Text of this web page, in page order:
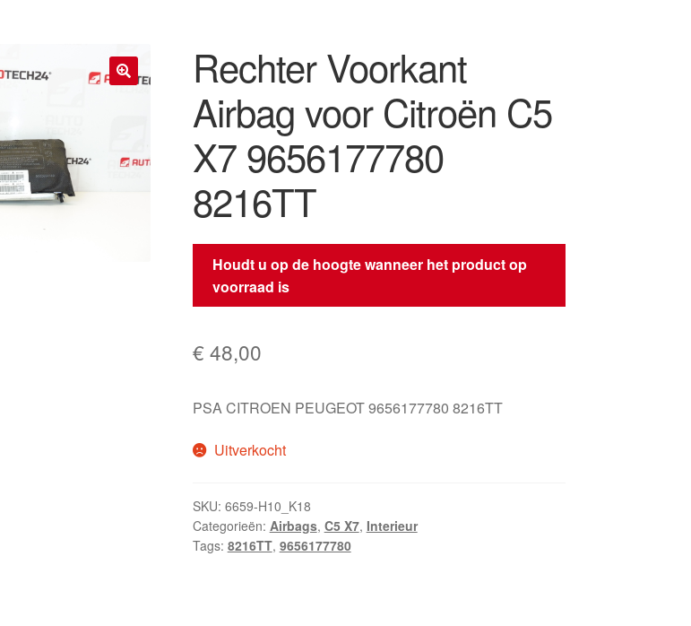
Rechter Voorkant
Airbag voor Citroën C5
X7 9656177780
8216TT
Houdt u op de hoogte wanneer het product op
voorraad is
€ 48,00
PSA CITROEN PEUGEOT 9656177780 8216TT
Uitverkocht
SKU: 6659-H10_K18
Categorieën: Airbags, C5 X7, Interieur
Tags: 8216TT, 9656177780